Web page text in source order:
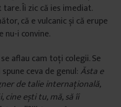
Îi zic că ies imediat.
că e vulcanic și că erupe
nu-i convine.
aflau cam toți colegii. Se
ceva de genul:Ăsta e
de talie internațională,
cine ești tu, mă, să îi